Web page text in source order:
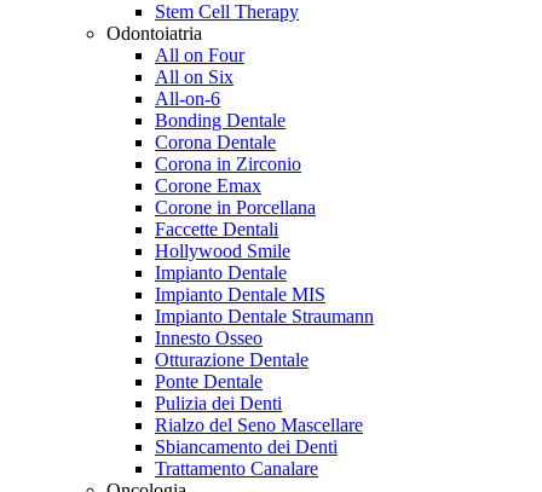
Stem Cell Therapy
Odontoiatria
All on Four
All on Six
All-on-6
Bonding Dentale
Corona Dentale
Corona in Zirconio
Corone Emax
Corone in Porcellana
Faccette Dentali
Hollywood Smile
Impianto Dentale
Impianto Dentale MIS
Impianto Dentale Straumann
Innesto Osseo
Otturazione Dentale
Ponte Dentale
Pulizia dei Denti
Rialzo del Seno Mascellare
Sbiancamento dei Denti
Trattamento Canalare